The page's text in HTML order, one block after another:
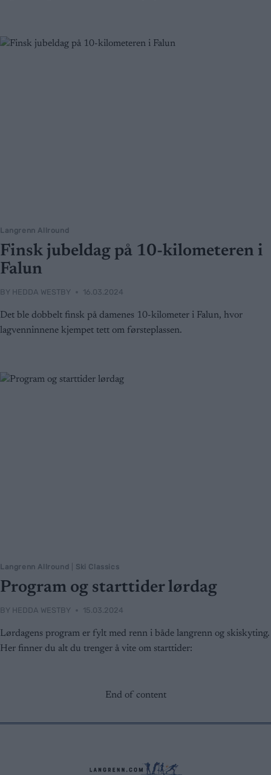
Langrenn Allround
Finsk jubeldag på 10-kilometeren i
Falun
BY HEDDA WESTBY 16.03.2024
Det ble dobbelt finsk på damenes 10-kilometer i Falun, hvor
lagvenninnene kjempet tett om førsteplassen.
Langrenn Allround Ski Classics
Program og starttider lørdag
BY HEDDA WESTBY 15.03.2024
Lørdagens program er fylt med renn i både langrenn og skiskyting.
Her finner du alt du trenger å vite om starttider:
End of content